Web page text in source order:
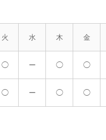
火 水 木 金
◯ ー ◯ ◯
◯ ー ◯ ◯